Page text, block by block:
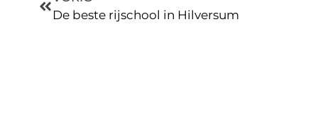
De beste rijschool in Hilversum